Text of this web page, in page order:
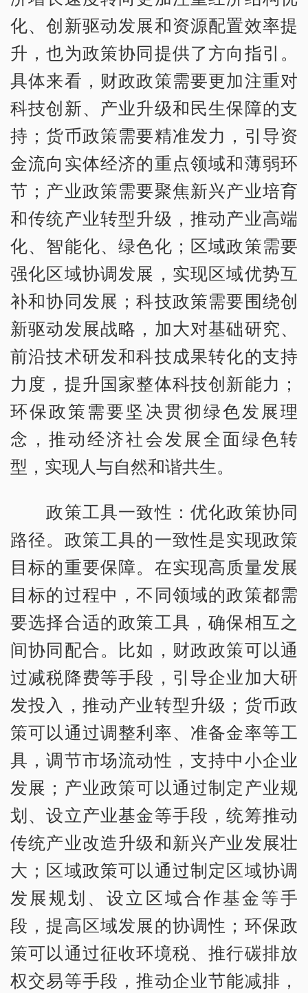
化、创新驱动发展和资源配置效率提
升，也为政策协同提供了方向指引。
具体来看，财政政策需要更加注重对
科技创新、产业升级和民生保障的支
持；货币政策需要精准发力，引导资
金流向实体经济的重点领域和薄弱环
节；产业政策需要聚焦新兴产业培育
和传统产业转型升级，推动产业高端
化、智能化、绿色化；区域政策需要
强化区域协调发展，实现区域优势互
补和协同发展；科技政策需要围绕创
新驱动发展战略，加大对基础研究、
前沿技术研发和科技成果转化的支持
力度，提升国家整体科技创新能力；
环保政策需要坚决贯彻绿色发展理
念，推动经济社会发展全面绿色转
型，实现人与自然和谐共生。
政策工具一致性：优化政策协同
路径。政策工具的一致性是实现政策
目标的重要保障。在实现高质量发展
目标的过程中，不同领域的政策都需
要选择合适的政策工具，确保相互之
间协同配合。比如，财政政策可以通
过减税降费等手段，引导企业加大研
发投入，推动产业转型升级；货币政
策可以通过调整利率、准备金率等工
具，调节市场流动性，支持中小企业
发展；产业政策可以通过制定产业规
划、设立产业基金等手段，统筹推动
传统产业改造升级和新兴产业发展壮
大；区域政策可以通过制定区域协调
发展规划、设立区域合作基金等手
段，提高区域发展的协调性；环保政
策可以通过征收环境税、推行碳排放
权交易等手段，推动企业节能减排，